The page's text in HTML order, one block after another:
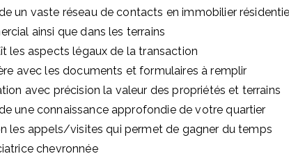
un vaste réseau de contacts en immobilier
ainsi que dans les terrains
les aspects légaux de la transaction
avec les documents et formulaires à remplir
avec précision la valeur des propriétés et terrains
une connaissance approfondie de votre quartier
les appels/visites qui permet de gagner du temps
chevronnée